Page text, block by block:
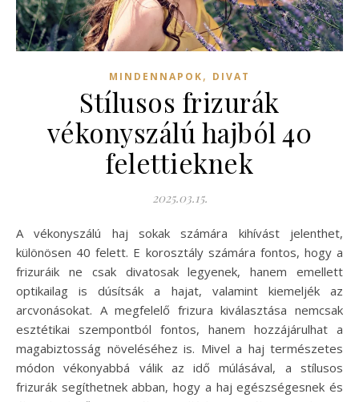
MINDENNAPOK, DIVAT
Stílusos frizurák
vékonyszálú hajból 40
felettieknek
2025.03.15.
A vékonyszálú haj sokak számára kihívást jelenthet,
különösen 40 felett. E korosztály számára fontos, hogy a
frizuráik ne csak divatosak legyenek, hanem emellett
optikailag is dúsítsák a hajat, valamint kiemeljék az
arcvonásokat. A megfelelő frizura kiválasztása nemcsak
esztétikai szempontból fontos, hanem hozzájárulhat a
magabiztosság növeléséhez is. Mivel a haj természetes
módon vékonyabbá válik az idő múlásával, a stílusos
frizurák segíthetnek abban, hogy a haj egészségesnek és